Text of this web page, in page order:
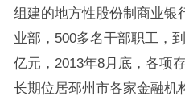
组建的地方性股份制商业银
业部，500多名干部职工，
亿元，2013年8月底，各项
长期位居邳州市各家金融机